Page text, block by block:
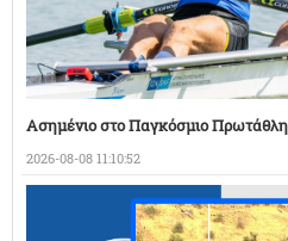
Ασημένιο στο Παγκόσμιο
2026-08-08 11:10:52